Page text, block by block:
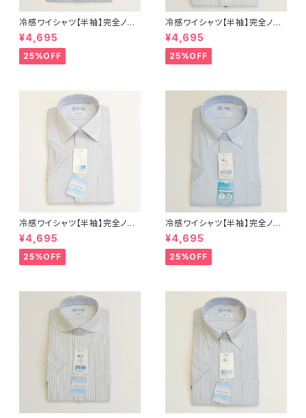
冷感ワイシャツ【半袖】完全ノー
アイロン i-Shirt｜-2℃冷却 形
態安定 レギュラーシルエット ボ
タンダウン ドビー メンズ ビジネ
ス dhy195t-dbd-72 L.グリー
¥4,695
25%OFF
冷感ワイシャツ【半袖】完全ノー
アイロン i-Shirt｜-2℃冷却 形
態安定 レギュラーシルエット ボ
タンダウン ストライプ メンズ ビ
ジネス exha13-bd-12 L.グレ
¥4,695
25%OFF
冷感ワイシャツ【半袖】完全ノー
アイロン i-Shirt｜-2℃冷却 形
態安定 レギュラーシルエット セ
ミワイドカラー ドビー メンズ ビ
ジネス exha14-sw-12 L.グレ
¥4,695
25%OFF
冷感ワイシャツ【半袖】完全ノー
アイロン i-Shirt｜-2℃冷却 形
態安定 レギュラーシルエット ボ
タンダウン ストライプ メンズ ビ
ジネス dhy197-bd-81 サック
¥4,695
25%OFF